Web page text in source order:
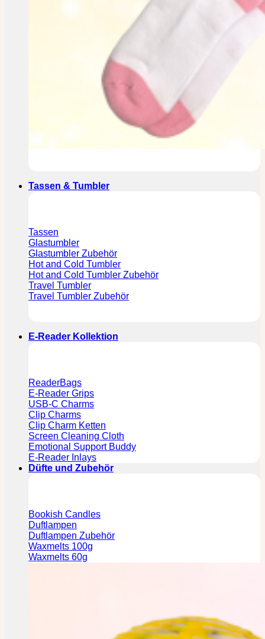
Tassen & Tumbler
Tassen
Glastumbler
Glastumbler Zubehör
Hot and Cold Tumbler
Hot and Cold Tumbler Zubehör
Travel Tumbler
Travel Tumbler Zubehör
E-Reader Kollektion
ReaderBags
E-Reader Grips
USB-C Charms
Clip Charms
Clip Charm Ketten
Screen Cleaning Cloth
Emotional Support Buddy
E-Reader Inlays
Düfte und Zubehör
Bookish Candles
Duftlampen
Duftlampen Zubehör
Waxmelts 100g
Waxmelts 60g